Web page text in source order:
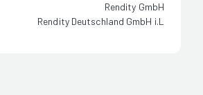
Rendity GmbH
Rendity Deutschland GmbH i.L